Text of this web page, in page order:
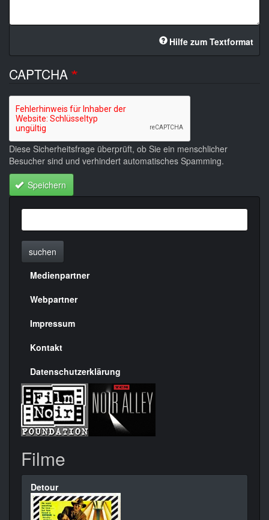
Hilfe zum Textformat
CAPTCHA
Diese Sicherheitsfrage überprüft, ob Sie ein menschlicher
Besucher sind und verhindert automatisches Spamming.
Speichern
suchen
Menülinks
rechte
Seite
Medienpartner
Webpartner
Impressum
Kontakt
Datenschutzerklärung
Filme
Detour